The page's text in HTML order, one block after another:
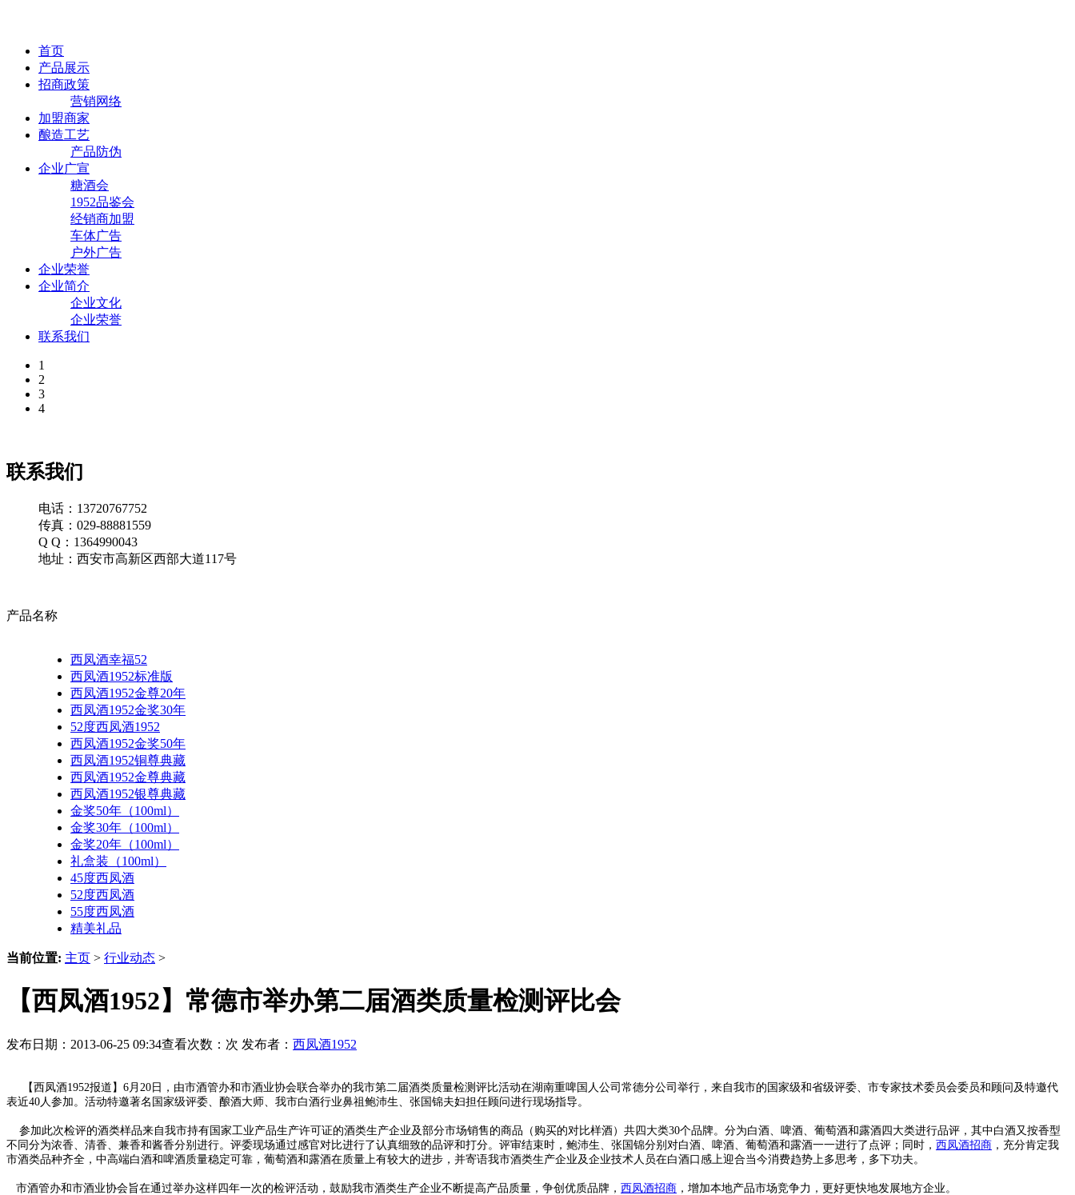
首页
产品展示
招商政策
营销网络
加盟商家
酿造工艺
产品防伪
企业广宣
糖酒会
1952品鉴会
经销商加盟
车体广告
户外广告
企业荣誉
企业简介
企业文化
企业荣誉
联系我们
1
2
3
4
联系我们
电话：13720767752
传真：029-88881559
Q Q：1364990043
地址：西安市高新区西部大道117号
产品名称
西凤酒幸福52
西凤酒1952标准版
西凤酒1952金尊20年
西凤酒1952金奖30年
52度西凤酒1952
西凤酒1952金奖50年
西凤酒1952铜尊典藏
西凤酒1952金尊典藏
西凤酒1952银尊典藏
金奖50年（100ml）
金奖30年（100ml）
金奖20年（100ml）
礼盒装（100ml）
45度西凤酒
52度西凤酒
55度西凤酒
精美礼品
当前位置: 主页 > 行业动态 >
【西凤酒1952】常德市举办第二届酒类质量检测评比会
发布日期：2013-06-25 09:34查看次数： 次 发布者： 西凤酒1952
【西凤酒1952报道】6月20日，由市酒管办和市酒业协会联合举办的我市第二届酒类质量检测评比活动在湖南重啤国人公司常德分公司举行，来自我市的国家级和省级评委、市专家技术委员会委员和顾问及特邀代
表近40人参加。活动特邀著名国家级评委、酿酒大师、我市白酒行业鼻祖鲍沛生、张国锦夫妇担任顾问进行现场指导。
参加此次检评的酒类样品来自我市持有国家工业产品生产许可证的酒类生产企业及部分市场销售的商品（购买的对比样酒）共四大类30个品牌。分为白酒、啤酒、葡萄酒和露酒四大类进行品评，其中白酒又按香型
不同分为浓香、清香、兼香和酱香分别进行。评委现场通过感官对比进行了认真细致的品评和打分。评审结束时，鲍沛生、张国锦分别对白酒、啤酒、葡萄酒和露酒一一进行了点评；同时， 西凤酒招商 ，充分肯定我
市酒类品种齐全，中高端白酒和啤酒质量稳定可靠，葡萄酒和露酒在质量上有较大的进步，并寄语我市酒类生产企业及企业技术人员在白酒口感上迎合当今消费趋势上多思考，多下功夫。
市酒管办和市酒业协会旨在通过举办这样四年一次的检评活动，鼓励我市酒类生产企业不断提高产品质量，争创优质品牌， 西凤酒招商 ，增加本地产品市场竞争力，更好更快地发展地方企业。